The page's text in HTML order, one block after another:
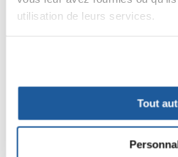
utilisation de leurs services.
Tout